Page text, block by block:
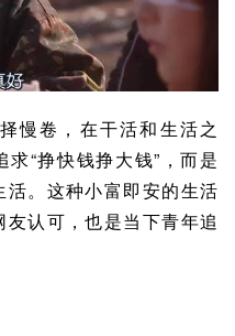
慢卷，在干活和生活之
“挣快钱挣大钱”，而是
。这种小富即安的生活
认可，也是当下青年追